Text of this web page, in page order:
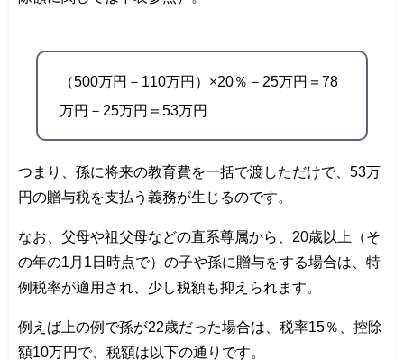
（500万円－110万円）×20％－25万円＝78
万円－25万円＝53万円
つまり、孫に将来の教育費を一括で渡しただけで、53万
円の贈与税を支払う義務が生じるのです。
なお、父母や祖父母などの直系尊属から、20歳以上（そ
の年の1月1日時点で）の子や孫に贈与をする場合は、特
例税率が適用され、少し税額も抑えられます。
例えば上の例で孫が22歳だった場合は、税率15％、控除
額10万円で、税額は以下の通りです。